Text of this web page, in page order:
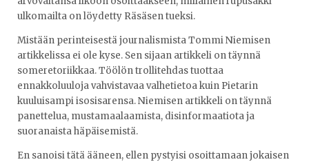
ulkomailta on löydetty Räsäsen tueksi.
Mistään perinteisestä journalismista Tommi Niemisen
artikkelissa ei ole kyse. Sen sijaan artikkeli on täynnä
someretoriikkaa. Töölön trollitehdas tuottaa
ennakkoluuloja vahvistavaa valhetietoa kuin Pietarin
kuuluisampi isosisarensa. Niemisen artikkeli on täynnä
panettelua, mustamaalaamista, disinformaatiota ja
suoranaista häpäisemistä.
En sanoisi tätä ääneen, ellen pystyisi osoittamaan jokaisen